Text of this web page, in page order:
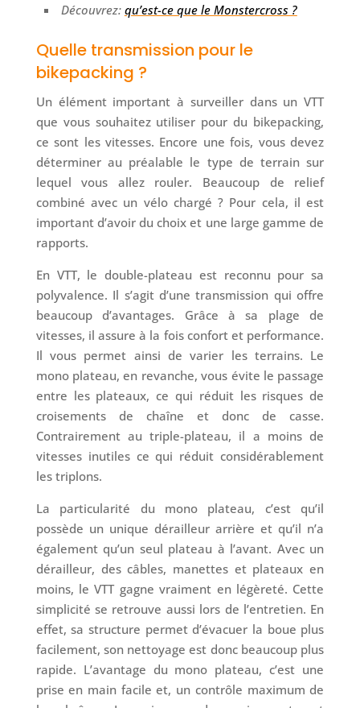
Découvrez: qu’est-ce que le Monstercross ?
Quelle transmission pour le
bikepacking ?
Un élément important à surveiller dans un VTT
que vous souhaitez utiliser pour du bikepacking,
ce sont les vitesses. Encore une fois, vous devez
déterminer au préalable le type de terrain sur
lequel vous allez rouler. Beaucoup de relief
combiné avec un vélo chargé ? Pour cela, il est
important d’avoir du choix et une large gamme de
rapports.
En VTT, le double-plateau est reconnu pour sa
polyvalence. Il s’agit d’une transmission qui offre
beaucoup d’avantages. Grâce à sa plage de
vitesses, il assure à la fois confort et performance.
Il vous permet ainsi de varier les terrains. Le
mono plateau, en revanche, vous évite le passage
entre les plateaux, ce qui réduit les risques de
croisements de chaîne et donc de casse.
Contrairement au triple-plateau, il a moins de
vitesses inutiles ce qui réduit considérablement
les triplons.
La particularité du mono plateau, c’est qu’il
possède un unique dérailleur arrière et qu’il n’a
également qu’un seul plateau à l’avant. Avec un
dérailleur, des câbles, manettes et plateaux en
moins, le VTT gagne vraiment en légèreté. Cette
simplicité se retrouve aussi lors de l’entretien. En
effet, sa structure permet d’évacuer la boue plus
facilement, son nettoyage est donc beaucoup plus
rapide. L’avantage du mono plateau, c’est une
prise en main facile et, un contrôle maximum de